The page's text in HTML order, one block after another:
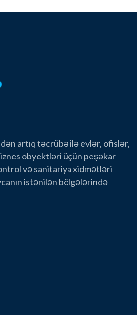
artıq təcrübə ilə evlər, ofislər,
obyektləri üçün peşəkar
və sanitariya xidmətləri
istənilən bölgələrində